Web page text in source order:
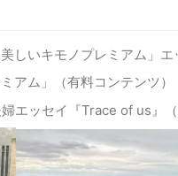
しいキモノプレミアム」エ
アム」（有料コンテンツ）
エッセイ『Trace of us』（